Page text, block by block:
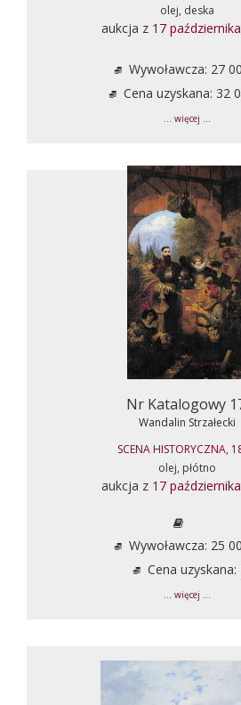
olej, deska
aukcja z 17
Wywoławcza: 27
Cena uzyskana: 32
... więcej ...
Nr Katalogowy
Wandalin Strzałecki
SCENA HISTORYCZNA,
olej, płótno
aukcja z 17
Wywoławcza: 25
Cena uzyskana:
... więcej ...